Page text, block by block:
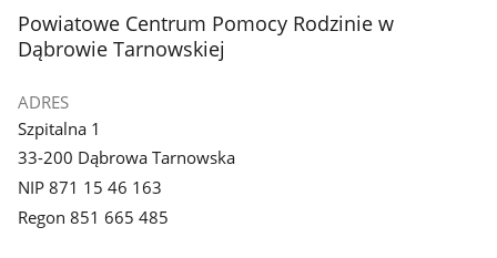
stopka
Powiatowe Centrum Pomocy Rodzinie w
Dąbrowie Tarnowskiej
ADRES
Szpitalna 1
33-200 Dąbrowa Tarnowska
NIP 871 15 46 163
Regon 851 665 485